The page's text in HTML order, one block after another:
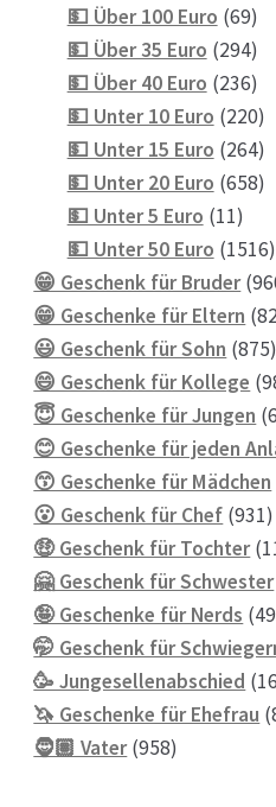
Produkte
💵 Über 100 Euro 6969
💵 Über 35 Euro 294294
💵 Über 40 Euro 236236
💵 Unter 10 Euro 220220
💵 Unter 15 Euro 264264
💵 Unter 20 Euro 658658
💵 Unter 5 Euro 1111
💵 Unter 50 Euro 1516
😁 Geschenk für Bruder
😁 Geschenke für Eltern
😃 Geschenk für Sohn 875
😄 Geschenk für Kollege
😇 Geschenke für Jungen
😊 Geschenke für jeden
😙 Geschenke für Mädchen
😮 Geschenk für Chef 931
🤑 Geschenk für Tochter
🤗 Geschenk für Schwester
🤪 Geschenke für Nerds
🤭 Geschenk für
🥳 Jungesellenabschied
🦄 Geschenke für Ehefrau
🧔🏽 Vater 958958